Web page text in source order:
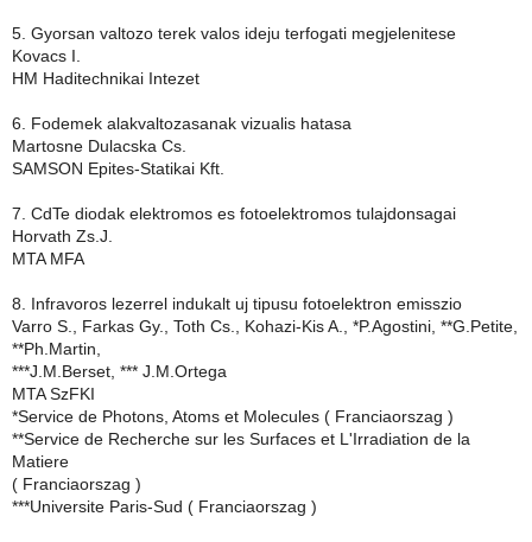
5. Gyorsan valtozo terek valos ideju terfogati megjelenitese
Kovacs I.
HM Haditechnikai Intezet
6. Fodemek alakvaltozasanak vizualis hatasa
Martosne Dulacska Cs.
SAMSON Epites-Statikai Kft.
7. CdTe diodak elektromos es fotoelektromos tulajdonsagai
Horvath Zs.J.
MTA MFA
8. Infravoros lezerrel indukalt uj tipusu fotoelektron emisszio
Varro S., Farkas Gy., Toth Cs., Kohazi-Kis A., *P.Agostini, **G.Petite,
**Ph.Martin,
***J.M.Berset, *** J.M.Ortega
MTA SzFKI
*Service de Photons, Atoms et Molecules ( Franciaorszag )
**Service de Recherche sur les Surfaces et L'Irradiation de la
Matiere
( Franciaorszag )
***Universite Paris-Sud ( Franciaorszag )